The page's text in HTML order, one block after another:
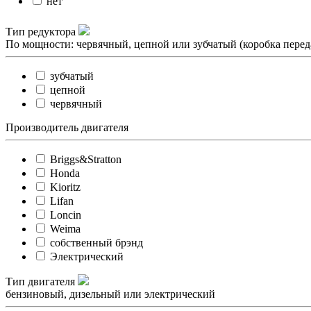
Тип редуктора
По мощности: червячный, цепной или зубчатый (коробка
зубчатый
цепной
червячный
Производитель двигателя
Briggs&Stratton
Honda
Kioritz
Lifan
Loncin
Weima
собственный брэнд
Электрический
Тип двигателя
бензиновый, дизельный или электрический